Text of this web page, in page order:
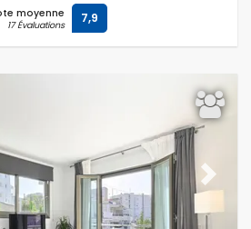
moyenne
17 Évaluations 7,9
Next